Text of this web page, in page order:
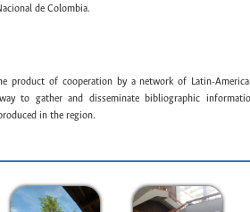
de Colombia.
product of cooperation by a network of Latin-
to gather and disseminate bibliographic
in the region.